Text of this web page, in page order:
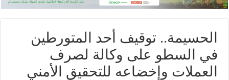
الحسيمة.. توقيف أحد المتورطين
في السطو على وكالة لصرف
العملات وإخضاعه للتحقيق الأمني